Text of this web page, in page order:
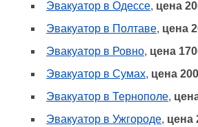
Эвакуатор в Одессе, цена
Эвакуатор в Полтаве, цена
Эвакуатор в Ровно, цена
Эвакуатор в Сумах, цена
Эвакуатор в Тернополе,
Эвакуатор в Ужгороде, цена